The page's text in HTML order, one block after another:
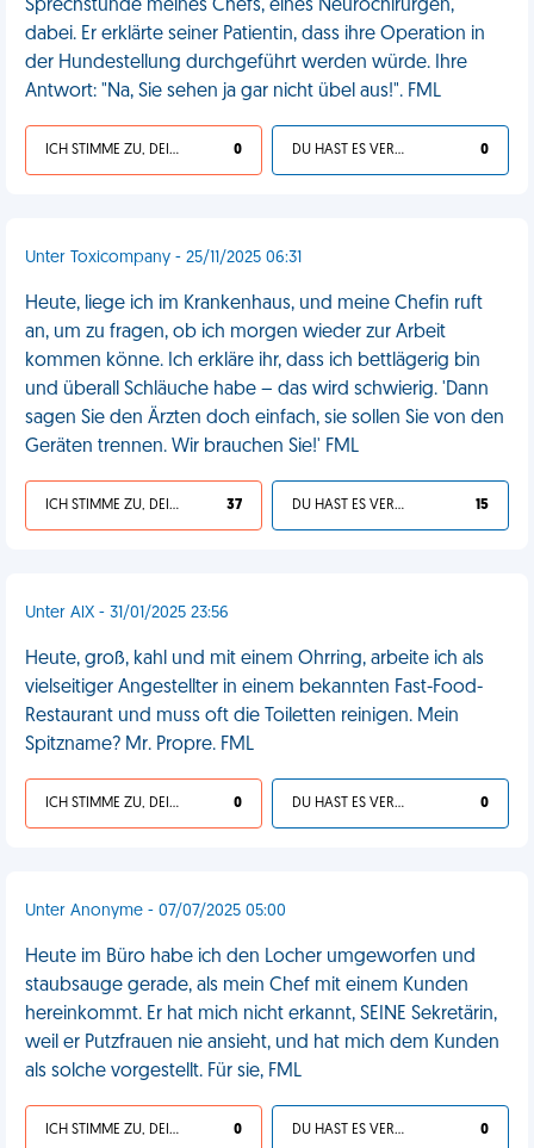
Sprechstunde meines Chefs, eines Neurochirurgen,
dabei. Er erklärte seiner Patientin, dass ihre Operation in
der Hundestellung durchgeführt werden würde. Ihre
Antwort: "Na, Sie sehen ja gar nicht übel aus!". FML
ICH STIMME ZU, DEIN LEBEN IST SCHEISSE 0 DU HAST ES VERDIENT 0
Unter Toxicompany - 25/11/2025 06:31
Heute, liege ich im Krankenhaus, und meine Chefin ruft
an, um zu fragen, ob ich morgen wieder zur Arbeit
kommen könne. Ich erkläre ihr, dass ich bettlägerig bin
und überall Schläuche habe – das wird schwierig. 'Dann
sagen Sie den Ärzten doch einfach, sie sollen Sie von den
Geräten trennen. Wir brauchen Sie!' FML
ICH STIMME ZU, DEIN LEBEN IST SCHEISSE 37 DU HAST ES VERDIENT 15
Unter AlX - 31/01/2025 23:56
Heute, groß, kahl und mit einem Ohrring, arbeite ich als
vielseitiger Angestellter in einem bekannten Fast-Food-
Restaurant und muss oft die Toiletten reinigen. Mein
Spitzname? Mr. Propre. FML
ICH STIMME ZU, DEIN LEBEN IST SCHEISSE 0 DU HAST ES VERDIENT 0
Unter Anonyme - 07/07/2025 05:00
Heute im Büro habe ich den Locher umgeworfen und
staubsauge gerade, als mein Chef mit einem Kunden
hereinkommt. Er hat mich nicht erkannt, SEINE Sekretärin,
weil er Putzfrauen nie ansieht, und hat mich dem Kunden
als solche vorgestellt. Für sie, FML
ICH STIMME ZU, DEIN LEBEN IST SCHEISSE 0 DU HAST ES VERDIENT 0